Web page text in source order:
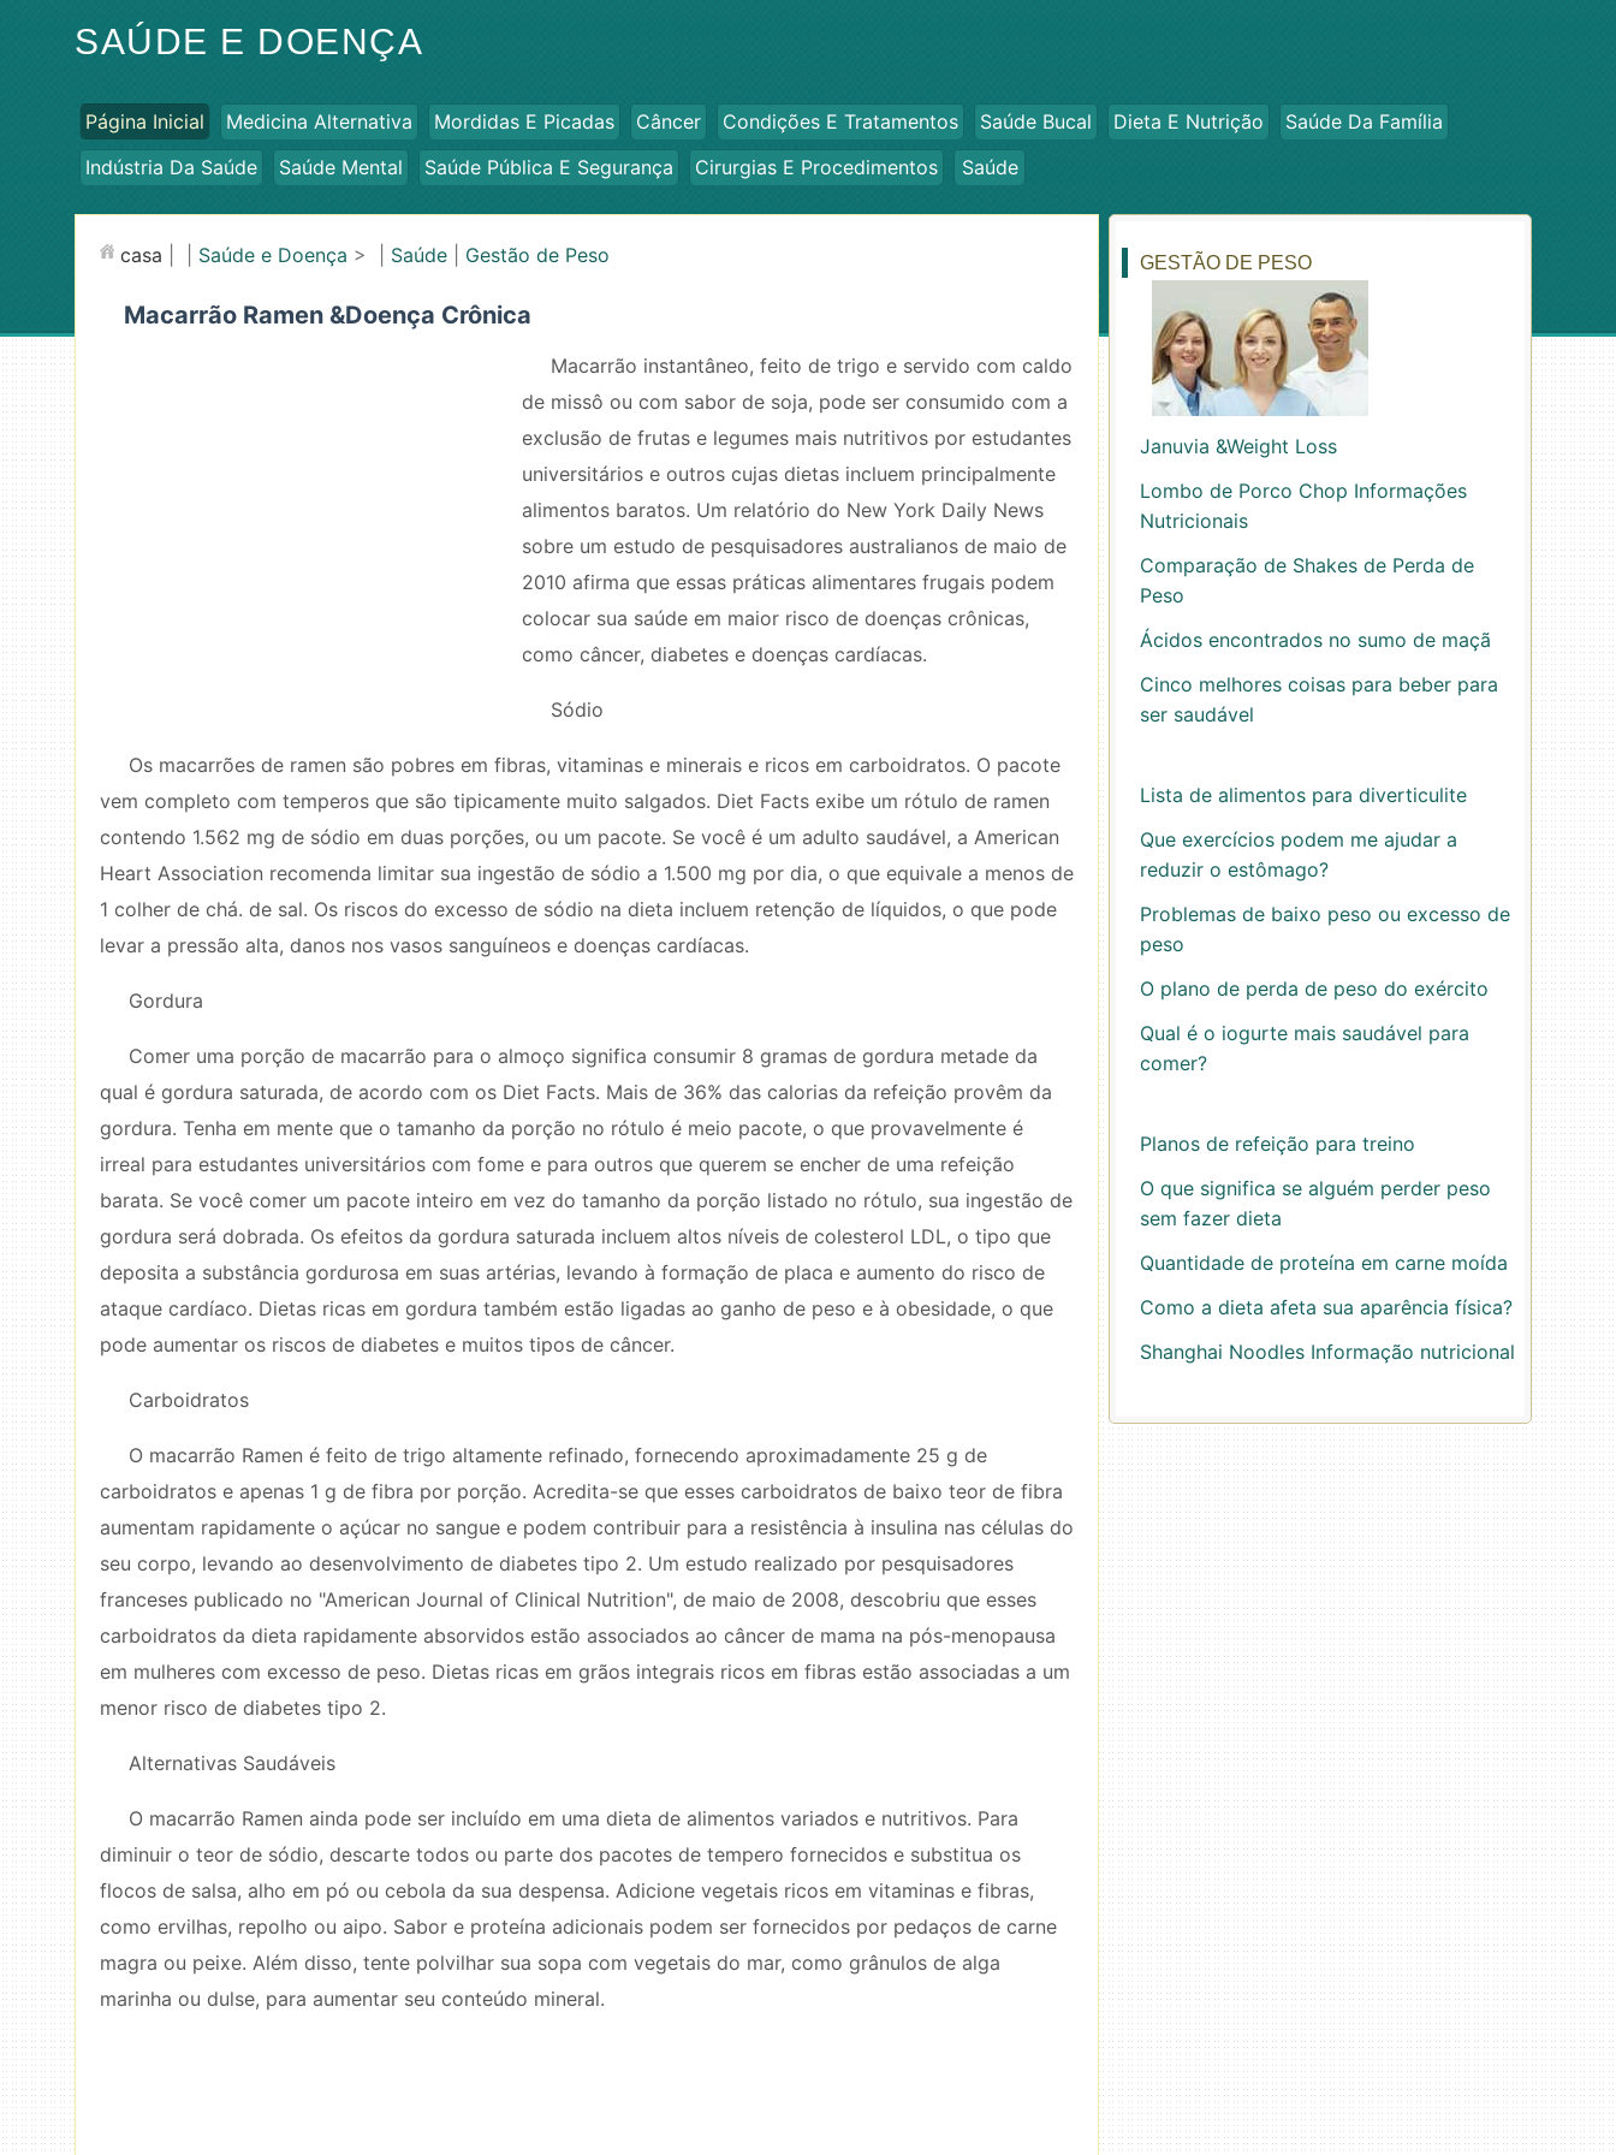
SAÚDE E DOENÇA
Página Inicial Medicina Alternativa Mordidas E Picadas Câncer Condições E Tratamentos Saúde Bucal Dieta E Nutrição
Saúde Da Família
Indústria Da Saúde
Saúde Mental Saúde Pública E Segurança Cirurgias E Procedimentos Saúde
casa Saúde e Doença > | Saúde Gestão de Peso
Macarrão Ramen &Doença Crônica
Macarrão instantâneo, feito de trigo e servido com caldo
de missô ou com sabor de soja, pode ser consumido com a
exclusão de frutas e legumes mais nutritivos por estudantes
universitários e outros cujas dietas incluem principalmente
alimentos baratos. Um relatório do New York Daily News
sobre um estudo de pesquisadores australianos de maio de
2010 afirma que essas práticas alimentares frugais podem
colocar sua saúde em maior risco de doenças crônicas,
como câncer, diabetes e doenças cardíacas.
Sódio
Os macarrões de ramen são pobres em fibras, vitaminas e minerais e ricos em carboidratos. O pacote
vem completo com temperos que são tipicamente muito salgados. Diet Facts exibe um rótulo de ramen
contendo 1.562 mg de sódio em duas porções, ou um pacote. Se você é um adulto saudável, a American
Heart Association recomenda limitar sua ingestão de sódio a 1.500 mg por dia, o que equivale a menos de
1 colher de chá. de sal. Os riscos do excesso de sódio na dieta incluem retenção de líquidos, o que pode
levar a pressão alta, danos nos vasos sanguíneos e doenças cardíacas.
Gordura
Comer uma porção de macarrão para o almoço significa consumir 8 gramas de gordura metade da
qual é gordura saturada, de acordo com os Diet Facts. Mais de 36% das calorias da refeição provêm da
gordura. Tenha em mente que o tamanho da porção no rótulo é meio pacote, o que provavelmente é
irreal para estudantes universitários com fome e para outros que querem se encher de uma refeição
barata. Se você comer um pacote inteiro em vez do tamanho da porção listado no rótulo, sua ingestão de
gordura será dobrada. Os efeitos da gordura saturada incluem altos níveis de colesterol LDL, o tipo que
deposita a substância gordurosa em suas artérias, levando à formação de placa e aumento do risco de
ataque cardíaco. Dietas ricas em gordura também estão ligadas ao ganho de peso e à obesidade, o que
pode aumentar os riscos de diabetes e muitos tipos de câncer.
Carboidratos
O macarrão Ramen é feito de trigo altamente refinado, fornecendo aproximadamente 25 g de
carboidratos e apenas 1 g de fibra por porção. Acredita-se que esses carboidratos de baixo teor de fibra
aumentam rapidamente o açúcar no sangue e podem contribuir para a resistência à insulina nas células do
seu corpo, levando ao desenvolvimento de diabetes tipo 2. Um estudo realizado por pesquisadores
franceses publicado no "American Journal of Clinical Nutrition", de maio de 2008, descobriu que esses
carboidratos da dieta rapidamente absorvidos estão associados ao câncer de mama na pós-menopausa
em mulheres com excesso de peso. Dietas ricas em grãos integrais ricos em fibras estão associadas a um
menor risco de diabetes tipo 2.
Alternativas Saudáveis ​​
O macarrão Ramen ainda pode ser incluído em uma dieta de alimentos variados e nutritivos. Para
diminuir o teor de sódio, descarte todos ou parte dos pacotes de tempero fornecidos e substitua os
flocos de salsa, alho em pó ou cebola da sua despensa. Adicione vegetais ricos em vitaminas e fibras,
como ervilhas, repolho ou aipo. Sabor e proteína adicionais podem ser fornecidos por pedaços de carne
magra ou peixe. Além disso, tente polvilhar sua sopa com vegetais do mar, como grânulos de alga
marinha ou dulse, para aumentar seu conteúdo mineral.
GESTÃO DE PESO
Januvia &Weight Loss
Lombo de Porco Chop Informações
Nutricionais
Comparação de Shakes de Perda de
Peso
Ácidos encontrados no sumo de maçã
Cinco melhores coisas para beber para
ser saudável
Lista de alimentos para diverticulite
Que exercícios podem me ajudar a
reduzir o estômago?
Problemas de baixo peso ou excesso de
peso
O plano de perda de peso do exército
Qual é o iogurte mais saudável para
comer?
Planos de refeição para treino
O que significa se alguém perder peso
sem fazer dieta
Quantidade de proteína em carne moída
Como a dieta afeta sua aparência física?
Shanghai Noodles Informação nutricional